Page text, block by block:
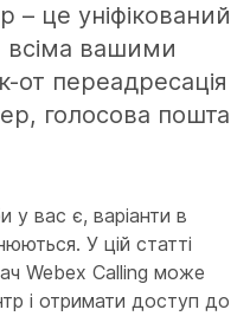
– це уніфікований
всіма вашими
от переадресація
голосова пошта
у вас є, варіанти в
У цій статті
Webex Calling може
і отримати доступ до